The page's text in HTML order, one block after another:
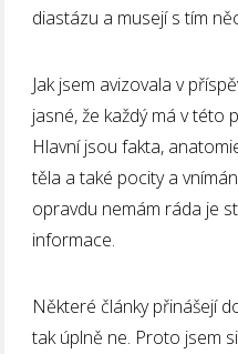
diastázu a musejí s tím
Jak jsem avizovala v
jasné, že každý má v této
Hlavní jsou fakta,
těla a také pocity a
opravdu nemám ráda je
informace.
Některé články přinášejí
tak úplně ne. Proto jsem